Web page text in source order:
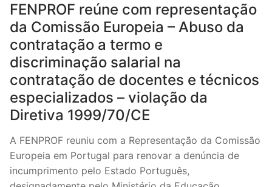
FENPROF reúne com representação
da Comissão Europeia – Abuso da
contratação a termo e
discriminação salarial na
contratação de docentes e técnicos
especializados – violação da
Diretiva 1999/70/CE
A FENPROF reuniu com a Representação da Comissão
Europeia em Portugal para renovar a denúncia de
incumprimento pelo Estado Português,